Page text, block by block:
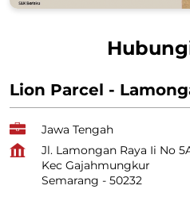
Lion Parcel -
Jawa Tengah
Jl. Lamongan Raya Ii No
Kec Gajahmungkur
Semarang - 50232